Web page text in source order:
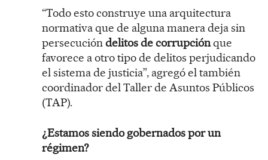
“Todo esto construye una arquitectura
normativa que de alguna manera deja sin
persecucióndelitos de corrupciónque
favorece a otro tipo de delitos perjudicando
el sistema de justicia”, agregó el también
coordinador del Taller de Asuntos Públicos
(TAP).
¿Estamos siendo gobernados por un
régimen?